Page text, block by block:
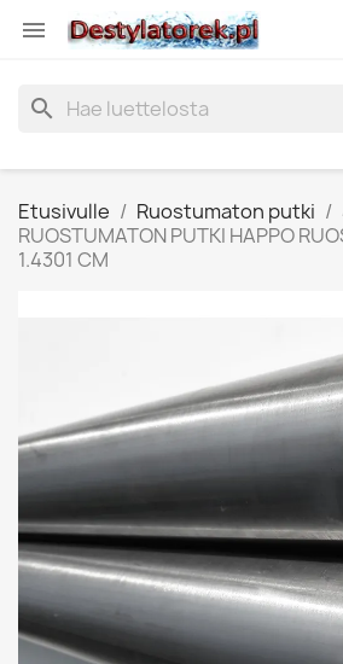

search
Etusivulle Ruostumaton putki
RUOSTUMATON PUTKI HAPPO
1.4301 CM